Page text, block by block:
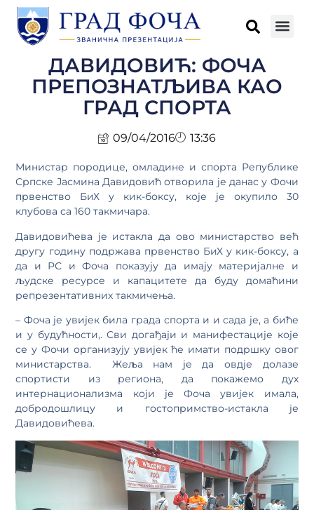
ДАВИДОВИЋ: ФОЧА
ПРЕПОЗНАТЉИВА КАО
ГРАД СПОРТА
09/04/2016 13:36
Министар породице, омладине и спорта Републике
Српске Јасмина Давидовић отворила је данас у Фочи
првенство БиХ у кик-боксу, које је окупило 30
клубова са 160 такмичара.
Давидовићева је истакла да ово министарство већ
другу годину подржава првенство БиХ у кик-боксу, а
да и РС и Фоча показују да имају материјалне и
људске ресурсе и капацитете да буду домаћини
репрезентативних такмичења.
– Фоча је увијек била града спорта и и сада је, а биће
и у будућности,. Сви догађаји и манифестације које
се у Фочи организују увијек ће имати подршку овог
министарства. Жеља нам је да овдје долазе
спортисти из региона, да покажемо дух
интернационализма који је Фоча увијек имала,
добродошлицу и гостопримство-истакла је
Давидовићева.